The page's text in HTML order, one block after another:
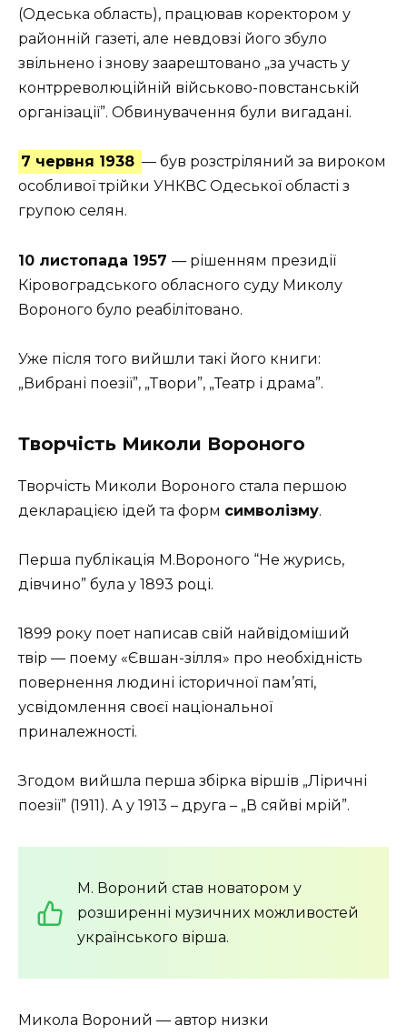
(Одеська область), працював коректором у
районній газеті, але невдовзі його збуло
звільнено і знову заарештовано „за участь у
контрреволюційній військово-повстанській
організації”. Обвинувачення були вигадані.
7 червня 1938 — був розстріляний за вироком
особливої трійки УНКВС Одеської області з
групою селян.
10 листопада 1957 — рішенням президії
Кіровоградського обласного суду Миколу
Вороного було реабілітовано.
Уже після того вийшли такі його книги:
„Вибрані поезії”, „Твори”, „Театр і драма”.
Творчість Миколи Вороного
Творчість Миколи Вороного стала першою
декларацією ідей та форм символізму.
Перша публікація М.Вороного “Не журись,
дівчино” була у 1893 році.
1899 року поет написав свій найвідоміший
твір — поему «Євшан-зілля» про необхідність
повернення людині історичної пам’яті,
усвідомлення своєї національної
приналежності.
Згодом вийшла перша збірка віршів „Ліричні
поезії” (1911). А у 1913 – друга – „В сяйві мрій”.
М. Вороний став новатором у
розширенні музичних можливостей
українського вірша.
Микола Вороний — автор низки